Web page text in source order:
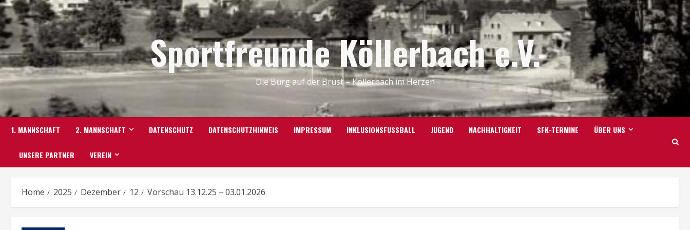
Skip
to
content
Sportfreunde Köllerbach e.V.
Die Burg auf der Brust – Köllerbach im Herzen
1. MANNSCHAFT 2. MANNSCHAFT DATENSCHUTZ DATENSCHUTZHINWEIS IMPRESSUM INKLUSIONSFUSSBALL JUGEND NACHHALTIGKEIT SFK-TERMINE ÜBER UNS
UNSERE PARTNER VEREIN
Home 2025 Dezember 12 Vorschau 13.12.25 – 03.01.2026